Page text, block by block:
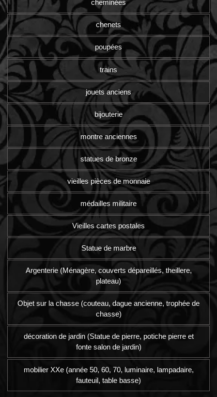
cheminées
chenets
poupées
trains
jouets anciens
bijouterie
montre anciennes
statues de bronze
vieilles pièces de monnaie
médailles militaire
Vieilles cartes postales
Statue de marbre
Argenterie (Ménagère, couverts dépareillés, theillere,
plateau)
Objet sur la chasse (couteau, dague ancienne, trophée de
chasse)
décoration de jardin (Statue de pierre, potiche pierre et
fonte salon de jardin)
mobilier XXe (année 50, 60, 70, luminaire, lampadaire,
fauteuil, table basse)